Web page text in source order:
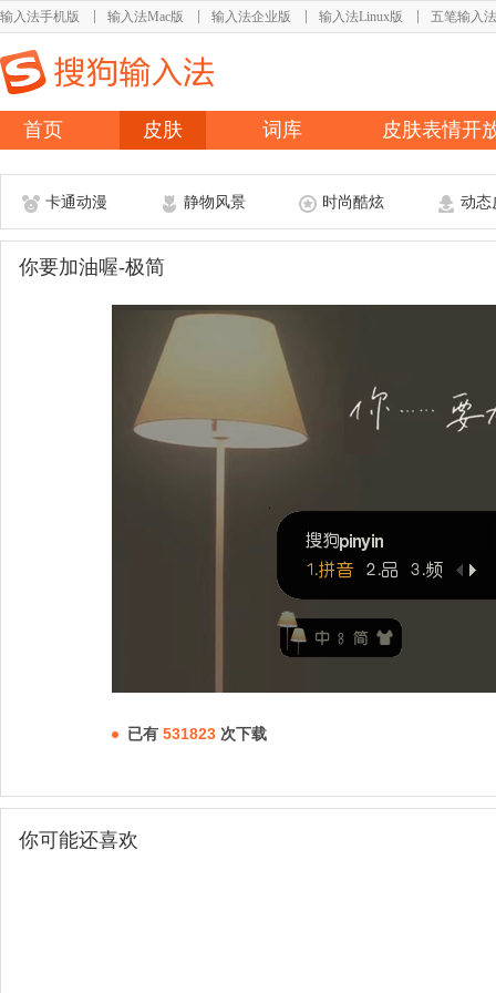
输入法手机版 输入法Mac版 输入法企业版 输入法Linux版 五笔输入法
首页 皮肤 词库 皮肤表情开
卡通动漫 静物风景 时尚酷炫 动态
你要加油喔-极简
已有 531823 次下载
你可能还喜欢